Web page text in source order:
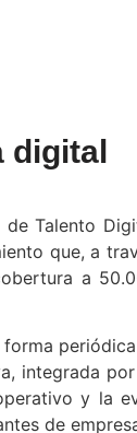
digital
Talento
que, a
a
integrada
y la
de